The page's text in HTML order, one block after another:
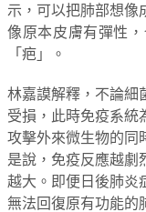
示，可以把肺部想像
像原本皮膚有彈性
「疤」。
林嘉謨解釋，不論細
受損，此時免疫系統
攻擊外來微生物的同
是說，免疫反應越劇
越大。即便日後肺炎
無法回復原有功能的